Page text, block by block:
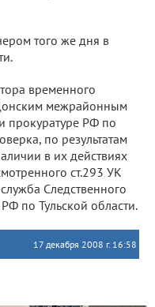
того же дня в
временного
межрайонным
прокуратуре РФ по
по результатам
в их действиях
ст.293 УК
Следственного
по Тульской области.
17 декабря 2008 г. 16:58